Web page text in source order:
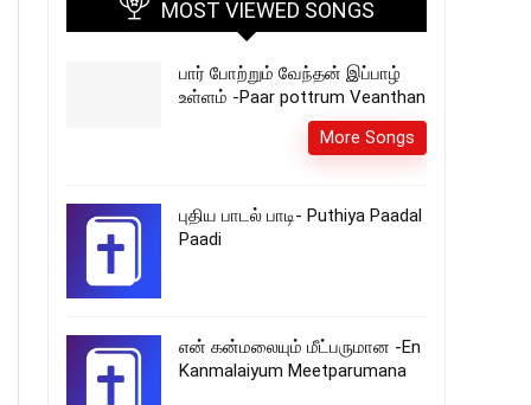
MOST VIEWED SONGS
பார் போற்றும் வேந்தன் இப்பாழ்
உள்ளம் -Paar pottrum Veanthan
More Songs
புதிய பாடல் பாடி- Puthiya Paadal
Paadi
என் கன்மலையும் மீட்பருமான -En
Kanmalaiyum Meetparumana